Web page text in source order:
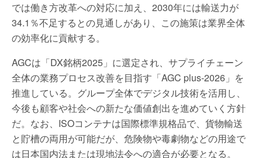
では働き方改革への対応に加え、2030年には輸送力が
34.1％不足するとの見通しがあり、この施策は業界全体
の効率化に貢献する。
AGCは「DX銘柄2025」に選定され、サプライチェーン
全体の業務プロセス改善を目指す「AGC plus-2026」を
推進している。グループ全体でデジタル技術を活用し、
今後も顧客や社会への新たな価値創出を進めていく方針
だ。なお、ISOコンテナは国際標準規格品で、貨物輸送
と貯槽の両用が可能だが、危険物や毒劇物などの用途で
は日本国内法または現地法令への適合が必要となる。